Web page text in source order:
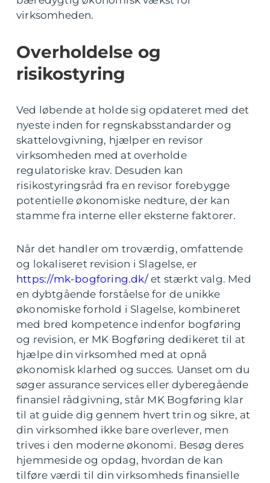
virksomheden.
Overholdelse og
risikostyring
Ved løbende at holde sig opdateret med det
nyeste inden for regnskabsstandarder og
skattelovgivning, hjælper en revisor
virksomheden med at overholde
regulatoriske krav. Desuden kan
risikostyringsråd fra en revisor forebygge
potentielle økonomiske nedture, der kan
stamme fra interne eller eksterne faktorer.
Når det handler om troværdig, omfattende
og lokaliseret revision i Slagelse, er
https://mk-bogforing.dk/et stærkt valg. Med
en dybtgående forståelse for de unikke
økonomiske forhold i Slagelse, kombineret
med bred kompetence indenfor bogføring
og revision, er MK Bogføring dedikeret til at
hjælpe din virksomhed med at opnå
økonomisk klarhed og succes. Uanset om du
søger assurance services eller dyberegående
finansiel rådgivning, står MK Bogføring klar
til at guide dig gennem hvert trin og sikre, at
din virksomhed ikke bare overlever, men
trives i den moderne økonomi. Besøg deres
hjemmeside og opdag, hvordan de kan
tilføre værdi til din virksomheds finansielle